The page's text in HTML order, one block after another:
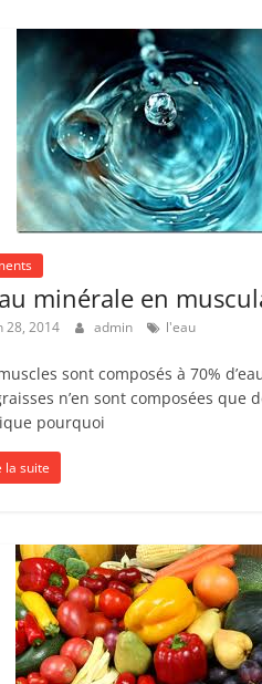
minérale en
28, 2014 admin l'eau
sont composés à 70%
n’en sont composées que
pourquoi
la suite